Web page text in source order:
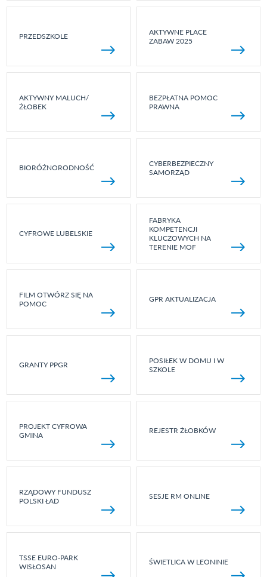
PRZEDSZKOLE
AKTYWNE PLACE
ZABAW 2025
AKTYWNY MALUCH/
ŻŁOBEK
BEZPŁATNA POMOC
PRAWNA
BIORÓŻNORODNOŚĆ
CYBERBEZPIECZNY
SAMORZĄD
CYFROWE LUBELSKIE
FABRYKA
KOMPETENCJI
KLUCZOWYCH NA
TERENIE MOF
FILM OTWÓRZ SIĘ NA
POMOC
GPR AKTUALIZACJA
GRANTY PPGR
POSIŁEK W DOMU I W
SZKOLE
PROJEKT CYFROWA
GMINA
REJESTR ŻŁOBKÓW
RZĄDOWY FUNDUSZ
POLSKI ŁAD
SESJE RM ONLINE
TSSE EURO-PARK
WISŁOSAN
ŚWIETLICA W LEONINIE